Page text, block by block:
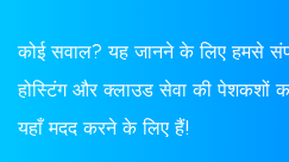
कोई सवाल? यह जानने के लिए हमसे
होस्टिंग और क्लाउड सेवा की
यहाँ मदद करने के लिए हैं!